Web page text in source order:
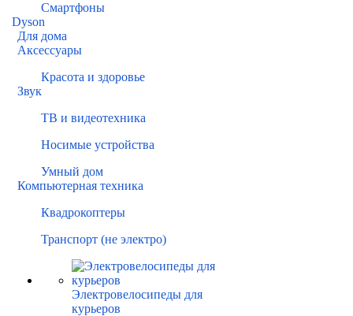
Смартфоны
Dyson
Для дома
Аксессуары
Красота и здоровье
Звук
ТВ и видеотехника
Носимые устройства
Умный дом
Компьютерная техника
Квадрокоптеры
Транспорт (не электро)
Электровелосипеды для
курьеров